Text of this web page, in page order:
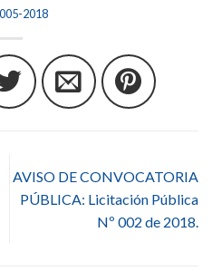
2018
AVISO DE CONVOCATORIA
PÚBLICA: Licitación Pública
Nº 002 de 2018.